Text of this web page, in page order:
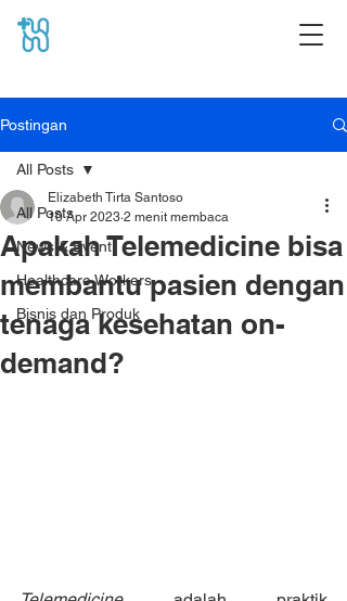
Postingan
All Posts
News & Event
Healthcare Workers
Bisnis dan Produk
All Posts
Apakah Telemedicine bisa
membantu pasien dengan
tenaga kesehatan on-
demand?
Elizabeth Tirta Santoso
10 Apr 2023 2 menit membaca